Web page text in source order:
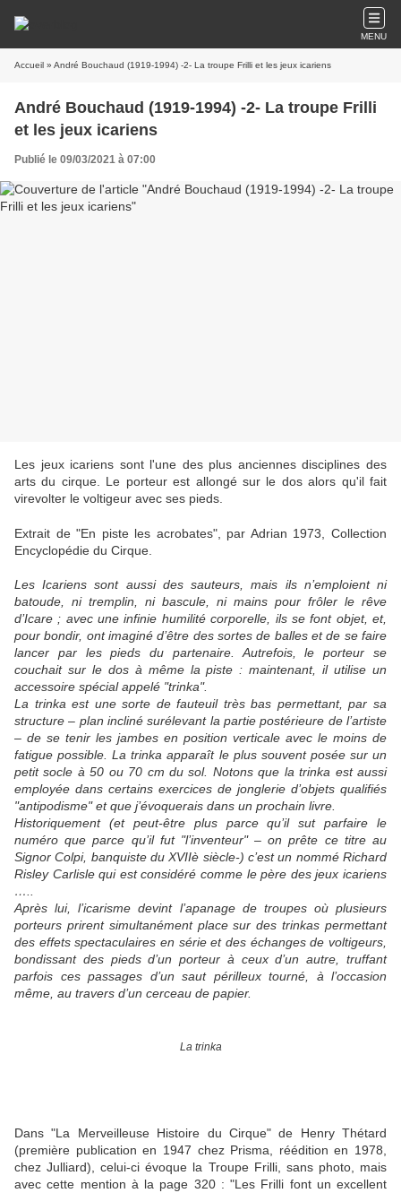
MENU
Accueil » André Bouchaud (1919-1994) -2- La troupe Frilli et les jeux icariens
André Bouchaud (1919-1994) -2- La troupe Frilli
et les jeux icariens
Publié le 09/03/2021 à 07:00
Les jeux icariens sont l'une des plus anciennes disciplines des
arts du cirque. Le porteur est allongé sur le dos alors qu'il fait
virevolter le voltigeur avec ses pieds.
Extrait de "En piste les acrobates", par Adrian 1973, Collection
Encyclopédie du Cirque.
Les Icariens sont aussi des sauteurs, mais ils n’emploient ni
batoude, ni tremplin, ni bascule, ni mains pour frôler le rêve
d’Icare ; avec une infinie humilité corporelle, ils se font objet, et,
pour bondir, ont imaginé d’être des sortes de balles et de se faire
lancer par les pieds du partenaire. Autrefois, le porteur se
couchait sur le dos à même la piste : maintenant, il utilise un
accessoire spécial appelé "trinka".
La trinka est une sorte de fauteuil très bas permettant, par sa
structure – plan incliné surélevant la partie postérieure de l’artiste
– de se tenir les jambes en position verticale avec le moins de
fatigue possible. La trinka apparaît le plus souvent posée sur un
petit socle à 50 ou 70 cm du sol. Notons que la trinka est aussi
employée dans certains exercices de jonglerie d’objets qualifiés
"antipodisme" et que j’évoquerais dans un prochain livre.
Historiquement (et peut-être plus parce qu’il sut parfaire le
numéro que parce qu’il fut "l’inventeur" – on prête ce titre au
Signor Colpi, banquiste du XVIIè siècle-) c’est un nommé Richard
Risley Carlisle qui est considéré comme le père des jeux icariens
…..
Après lui, l’icarisme devint l’apanage de troupes où plusieurs
porteurs prirent simultanément place sur des trinkas permettant
des effets spectaculaires en série et des échanges de voltigeurs,
bondissant des pieds d’un porteur à ceux d’un autre, truffant
parfois ces passages d’un saut périlleux tourné, à l’occasion
même, au travers d’un cerceau de papier.
La trinka
Dans "La Merveilleuse Histoire du Cirque" de Henry Thétard
(première publication en 1947 chez Prisma, réédition en 1978,
chez Julliard), celui-ci évoque la Troupe Frilli, sans photo, mais
avec cette mention à la page 320 : "Les Frilli font un excellent